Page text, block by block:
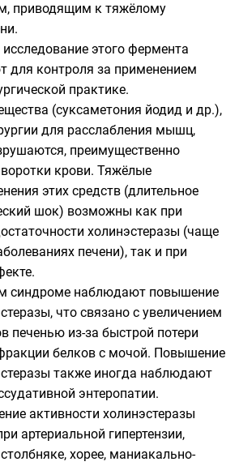
приводящим к тяжёлому
этого фермента
для контроля за применением
практике.
(суксаметония йодид и др.),
для расслабления мышц,
преимущественно
крови. Тяжёлые
этих средств (длительное
шок) возможны как при
холинэстеразы (чаще
печени), так и при
синдроме наблюдают повышение
что связано с увеличением
печенью из-за быстрой потери
белков с мочой. Повышение
также иногда наблюдают
энтеропатии.
активности холинэстеразы
артериальной гипертензии,
хорее, маниакально-